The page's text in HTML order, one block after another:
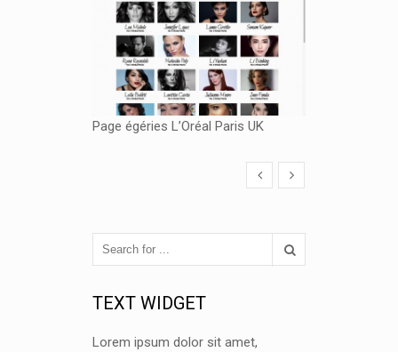
Page égéries L’Oréal Paris UK
TEXT WIDGET
Lorem ipsum dolor sit amet,